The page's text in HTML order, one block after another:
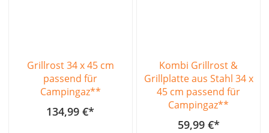
Grillrost 34 x 45 cm
passend für
Campingaz**
134,99 €
Kombi Grillrost &
Grillplatte aus Stahl 34 x
45 cm passend für
Campingaz**
59,99 €